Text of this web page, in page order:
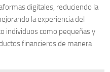
digitales, reduciendo la
la experiencia del
individuos como pequeñas y
financieros de manera